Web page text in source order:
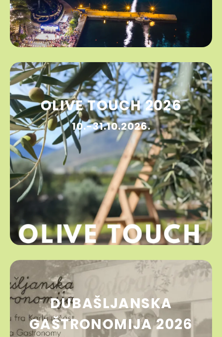
OLIVE TOUCH 2026
10.-31.10.2026.
DUBAŠLJANSKA
GAŠTRONOMIJA 2026